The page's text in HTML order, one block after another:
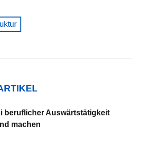
beruflicher Auswärtstätigkeit
machen